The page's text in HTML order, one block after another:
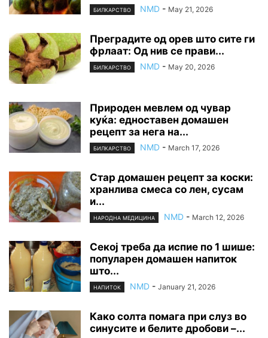
БИЛКАРСТВО NMD - May 21, 2026
Преградите од орев што сите ги
фрлаат: Од нив се прави...
БИЛКАРСТВО NMD - May 20, 2026
Природен мевлем од чувар
куќа: едноставен домашен
рецепт за нега на...
БИЛКАРСТВО NMD - March 17, 2026
Стар домашен рецепт за коски:
хранлива смеса со лен, сусам
и...
НАРОДНА МЕДИЦИНА NMD - March 12, 2026
Секој треба да испие по 1 шише:
популарен домашен напиток
што...
НАПИТОК NMD - January 21, 2026
Како солта помага при слуз во
синусите и белите дробови –...